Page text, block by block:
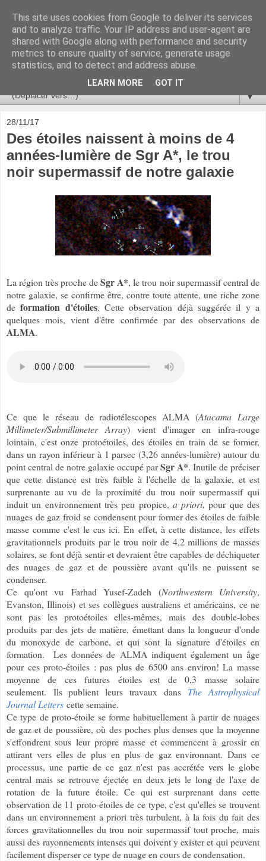
Ça se passe là haut
Astronomie, Astrophysique, Astroparticules, Cosmologie.
L'infini se contemple, indéfiniment. ISSN 2272-5768
▼
28/11/17
Des étoiles naissent à moins de 4
années-lumière de Sgr A*, le trou
noir supermassif de notre galaxie
La région très proche deSgr A*, le trou noir supermassif central de
notre galaxie, se confirme être, contre toute attente, une riche zone
de formation d'étoiles. Cette observation déjà suggérée il y a
quelques mois, vient d'être confirmée par des observations de
ALMA.
Ce que le réseau de radiotélescopes ALMA (Atacama Large
Millimeter/Submillimeter Array) vient d'imager en infra-rouge
lointain, c'est onze protoétoiles, des étoiles en train de se former,
dans un rayon inférieur à 1 parsec (3,26 années-lumière) autour du
point central de notre galaxie occupé parSgr A*. Inutile de préciser
que cette distance est très faible à l'échelle de la galaxie, et est
surprenante au vu de la proximité du trou noir supermassif qui
induit un environnement très peu propice, a priori, pour que des
nuages de gaz froid se condensent pour former des étoiles de faible
masse comme c'est le cas ici. En effet, à cette distance, les effets
gravitationnels produits par le trou noir de 4,2 millions de masses
solaires, se font déjà sentir et devraient être capables de déchiqueter
des nuages de gaz et de poussière avant qu'ils ne puissent se
condenser.
Ce qu'ont vu Farhad Yusef-Zadeh (Northwestern University,
Evanston, Illinois) et ses collègues australiens et américains, ce ne
sont pas les protoétoiles elles-mêmes, mais des double-lobes
produits par des jets de matière, émettant dans la longueur d'onde
du monoxyde de carbone, et qui sont la signature d'étoiles en
formation. Les données de ALMA indiquent également un âge
pour ces proto-étoiles : pas plus de 6500 ans environ! La masse
moyenne de ces futures étoiles est de 0,3 masse solaire
seulement. Ils publient leurs travaux dans The Astrophysical
Journal Letters cette semaine.
Ce type de proto-étoile se forme habituellement à partir de nuages
de gaz et de poussière, où des poches plus denses que la moyenne
s'effondrent sous leur propre masse et commencent à grossir en
attirant vers elles de plus en plus de gaz environnant. Dans ce
processus, une partie de ce gaz n'est pas accrétée vers le globe
central mais se retrouve éjectée en deux jets le long de l'axe de
rotation de la future étoile. Ce qui est surprenant dans cette
observation de 11 proto-étoiles de ce type, c'est qu'elles se trouvent
dans un environnement a priori très turbulent, à la fois du fait des
forces gravitationnelles du trou noir supermassif tout proche, mais
aussi des rayonnements intenses qui doivent y exister et qui peuvent
facilement disperser ce type de nuage en cours de condensation.
This site uses cookies from Google to deliver its services
and to analyze traffic. Your IP address and user-agent are
shared with Google along with performance and security
metrics to ensure quality of service, generate usage
statistics, and to detect and address abuse.
LEARN MORE GOT IT